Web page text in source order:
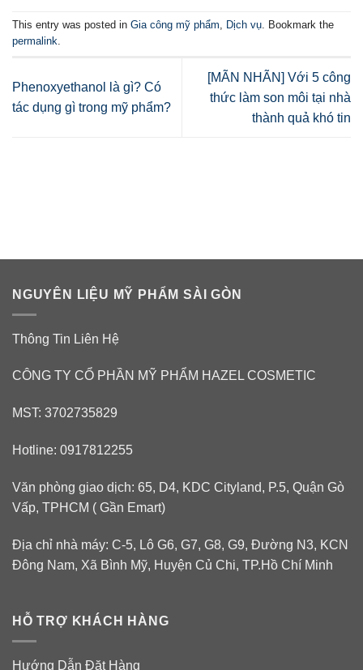
This entry was posted in Gia công mỹ phẩm Dịch vụ . Bookmark the
permalink
Phenoxyethanol là gì? Có
tác dụng gì trong mỹ phẩm?
[MÃN NHÃN] Với 5 công
thức làm son môi tại nhà
thành quả khó tin
NGUYÊN LIỆU MỸ PHẨM SÀI GÒN
Thông Tin Liên Hệ
CÔNG TY CỔ PHẦN MỸ PHẨM HAZEL COSMETIC
MST: 3702735829
Hotline: 0917812255
Văn phòng giao dịch: 65, D4, KDC Cityland, P.5, Quận Gò
Vấp, TPHCM ( Gần Emart)
Địa chỉ nhà máy: C-5, Lô G6, G7, G8, G9, Đường N3, KCN
Đông Nam, Xã Bình Mỹ, Huyện Củ Chi, TP.Hồ Chí Minh
HỖ TRỢ KHÁCH HÀNG
Hướng Dẫn Đặt Hàng